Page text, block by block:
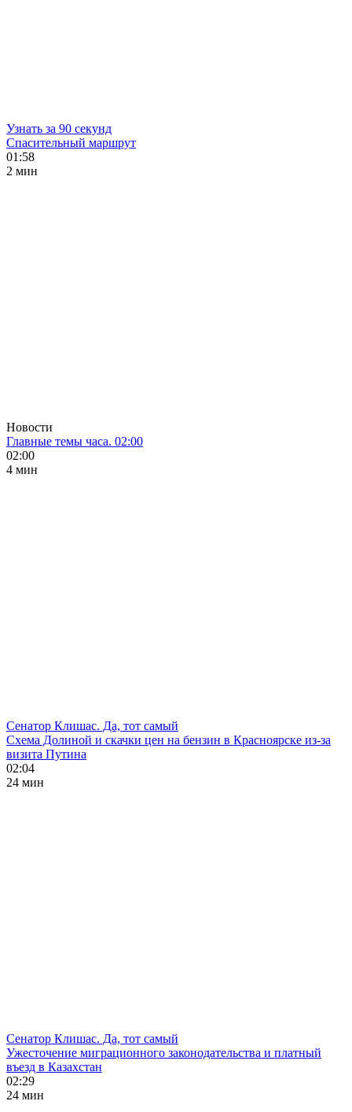
Узнать за 90 секунд
Спасительный маршрут
01:58
2 мин
Новости
Главные темы часа. 02:00
02:00
4 мин
Сенатор Клишас. Да, тот самый
Схема Долиной и скачки цен на бензин в Красноярске из-за
визита Путина
02:04
24 мин
Сенатор Клишас. Да, тот самый
Ужесточение миграционного законодательства и платный
въезд в Казахстан
02:29
24 мин